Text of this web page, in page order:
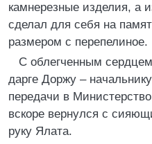
камнерезные изделия, а
сделал для себя на
размером с перепелиное.
С облегченным
дарге Доржу –
передачи в
вскоре вернулся с
руку Ялата.